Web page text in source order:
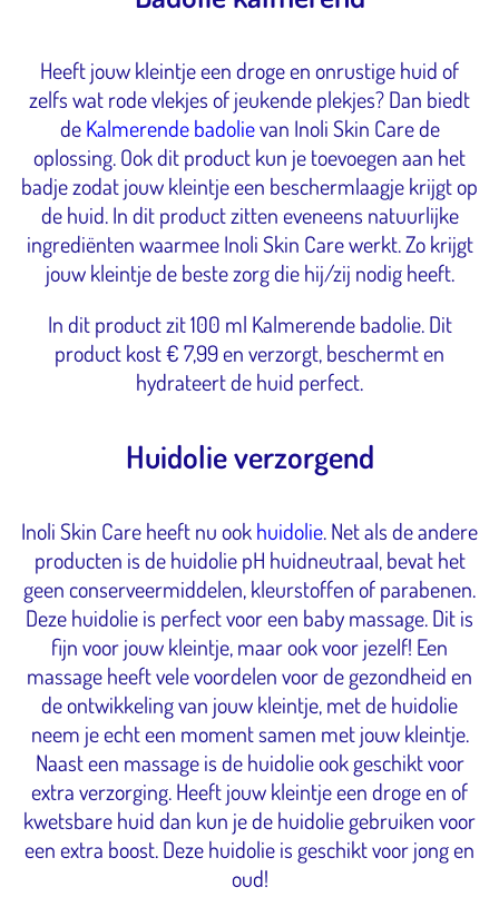
Heeft jouw kleintje een droge en onrustige huid of
zelfs wat rode vlekjes of jeukende plekjes? Dan biedt
de Kalmerende badolievan Inoli Skin Care de
oplossing. Ook dit product kun je toevoegen aan het
badje zodat jouw kleintje een beschermlaagje krijgt op
de huid. In dit product zitten eveneens natuurlijke
ingrediënten waarmee Inoli Skin Care werkt. Zo krijgt
jouw kleintje de beste zorg die hij/zij nodig heeft.
In dit product zit 100 ml Kalmerende badolie. Dit
product kost € 7,99 en verzorgt, beschermt en
hydrateert de huid perfect.
Huidolie verzorgend
Inoli Skin Care heeft nu ookhuidolie. Net als de andere
producten is de huidolie pH huidneutraal, bevat het
geen conserveermiddelen, kleurstoffen of parabenen.
Deze huidolie is perfect voor een baby massage. Dit is
fijn voor jouw kleintje, maar ook voor jezelf! Een
massage heeft vele voordelen voor de gezondheid en
de ontwikkeling van jouw kleintje, met de huidolie
neem je echt een moment samen met jouw kleintje.
Naast een massage is de huidolie ook geschikt voor
extra verzorging. Heeft jouw kleintje een droge en of
kwetsbare huid dan kun je de huidolie gebruiken voor
een extra boost. Deze huidolie is geschikt voor jong en
oud!